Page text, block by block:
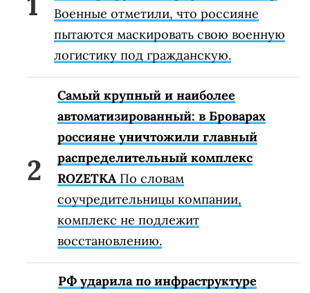
Военные отметили, что россияне
пытаются маскировать свою военную
логистику под гражданскую.
Самый крупный и наиболее
автоматизированный: в Броварах
россияне уничтожили главный
распределительный комплекс
ROZETKA По словам
соучредительницы компании,
комплекс не подлежит
восстановлению.
РФ ударила по инфраструктуре